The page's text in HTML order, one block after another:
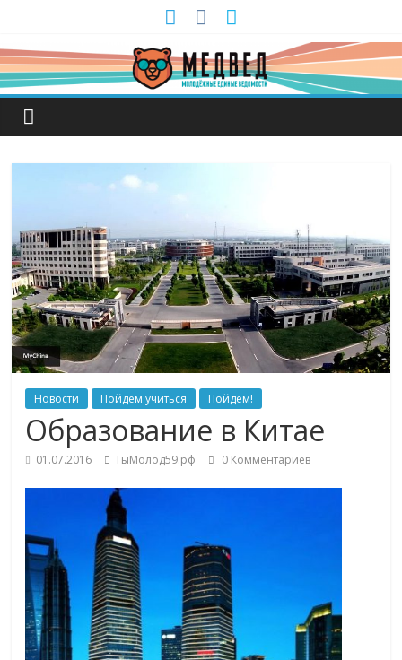
Новости Пойдем учиться Пойдём!
Образование в Китае
01.07.2016 ТыМолод59.рф 0 Комментариев